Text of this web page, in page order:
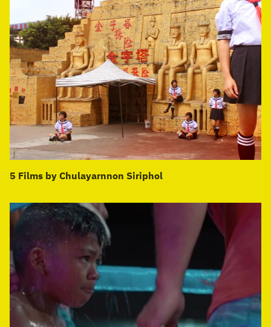
5 Films by Chulayarnnon Siriphol